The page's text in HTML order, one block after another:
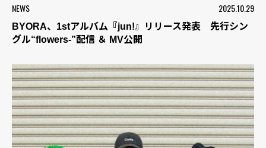
NEWS 2025.10.29
BYORA、1stアルバム『jun!』リリース発表 先行シン
グル“flowers-”配信 ＆ MV公開